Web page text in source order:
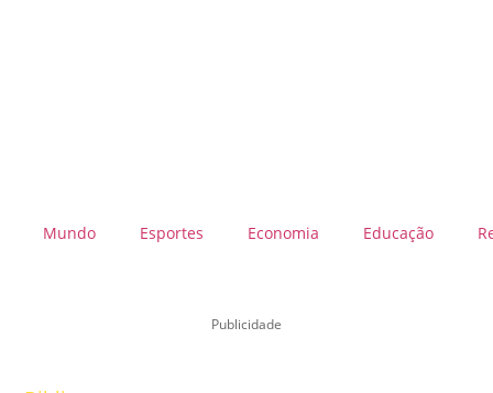
Mundo Esportes Economia Educação
Publicidade